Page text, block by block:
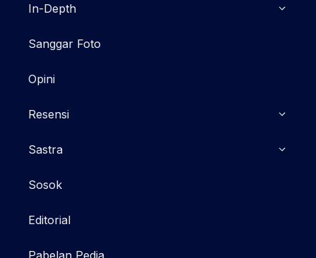
In-Depth
Sanggar Foto
Opini
Resensi
Sastra
Sosok
Editorial